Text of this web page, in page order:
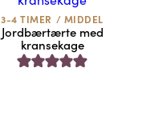
3-4 TIMER / MIDDEL
Jordbærtærte med
kransekage